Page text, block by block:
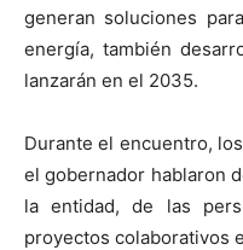
generan soluciones
energía, también
lanzarán en el 2035.
Durante el encuentro,
el gobernador hablaron
la entidad, de las
proyectos colaborativos